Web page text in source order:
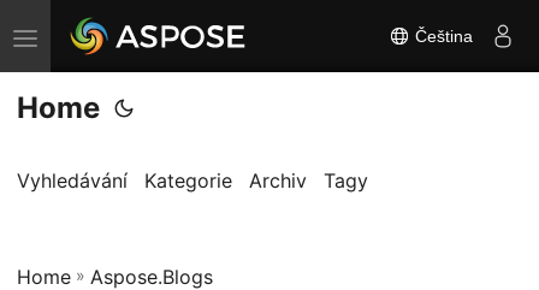
P
ř
e
n
t
Čeština
Home
Vyhledávání Kategorie Archiv Tagy
Home » Aspose.Blogs